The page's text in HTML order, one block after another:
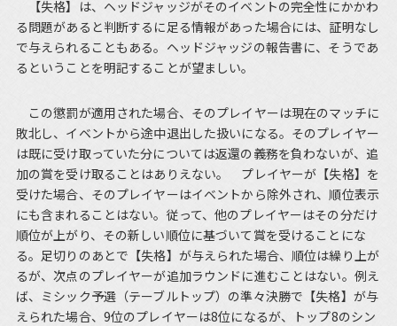
【失格】は、ヘッドジャッジがそのイベントの完全性にかかわ
る問題があると判断するに足る情報があった場合には、証明なし
で与えられることもある。ヘッドジャッジの報告書に、そうであ
るということを明記することが望ましい。
この懲罰が適用された場合、そのプレイヤーは現在のマッチに
敗北し、イベントから途中退出した扱いになる。そのプレイヤー
は既に受け取っていた分については返還の義務を負わないが、追
加の賞を受け取ることはありえない。 プレイヤーが【失格】を
受けた場合、そのプレイヤーはイベントから除外され、順位表示
にも含まれることはない。従って、他のプレイヤーはその分だけ
順位が上がり、その新しい順位に基づいて賞を受けることにな
る。足切りのあとで【失格】が与えられた場合、順位は繰り上が
るが、次点のプレイヤーが追加ラウンドに進むことはない。例え
ば、ミシック予選（テーブルトップ）の準々決勝で【失格】が与
えられた場合、9位のプレイヤーは8位になるが、トップ8のシン